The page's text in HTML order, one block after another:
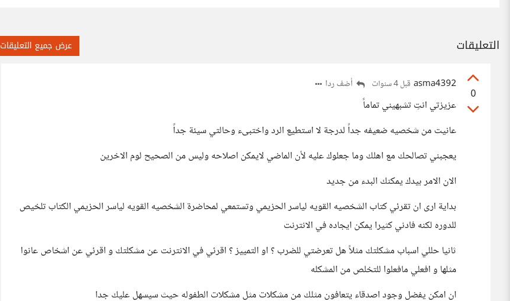
التعليقات عرض جميع التعليقات
0
asma4392 قبل 4 سنوات أضف ردا
عزيزتي انتِ تشبهيني تماماً
عانيت من شخصيه ضعيفه جداً لدرجة لا استطيع الرد واختبىء وحالتي سيئة جداً
يعجبني تصالحك مع اهلك وما جعلوك عليه لأن الماضي لايمكن اصلاحه وليس من الصحيح لوم الاخرين
الان الامر بيدك يمكنك البدء من جديد
بداية ارى ان تقرئي كتاب الشخصيه القويه لياسر الحزيمي وتستمعي لمحاضرة الشخصيه القويه لياسر الحزيمي الكتاب تلخيص
للدوره لكنه فادني كثيرا يمكن ايجاده في الانترنت
ثانيا حللي اسباب مشكلتك مثلاً هل تعرضتي للضرب ؟ او التمييز ؟ اقرئي في الانترنت عن مشكلتك و اقرئي عن اشخاص عانوا
مثلها و افعلي مافعلوا للتخلص من المشكله
ان امكن يفضل وجود اصدقاء يتعافون مثلك من مشكلات مثل مشكلات الطفوله حيث سيسهل عليك جدا